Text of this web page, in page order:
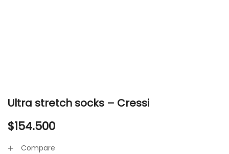
Ultra stretch socks – Cressi
$154.500
Compare